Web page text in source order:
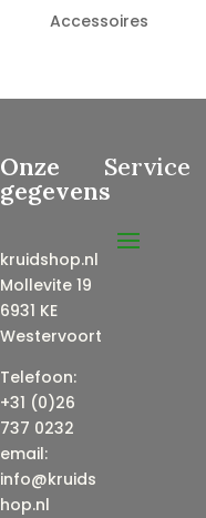
Accessoires
Onze
gegevens
kruidshop.nl
Mollevite 19
6931 KE
Westervoort
Telefoon:
+31 (0)26
737 0232
email:
info@kruids
hop.nl
Service